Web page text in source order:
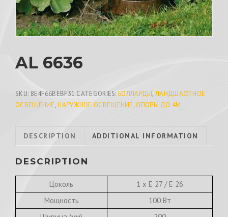
AL 6636
SKU: 8E4F66BEBF31 CATEGORIES:БОЛЛАРДЫ,ЛАНДШАФТНОЕ
ОСВЕЩЕНИЕ,НАРУЖНОЕ ОСВЕЩЕНИЕ,ОПОРЫ ДО 4М
DESCRIPTION ADDITIONAL INFORMATION
DESCRIPTION
Цоколь
1 х E 27 / E 26
Мощность
100 Вт